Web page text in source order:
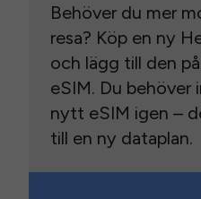
Behöver du mer
resa? Köp en ny
och lägg till den
eSIM. Du behöver
nytt eSIM igen –
till en ny dataplan.